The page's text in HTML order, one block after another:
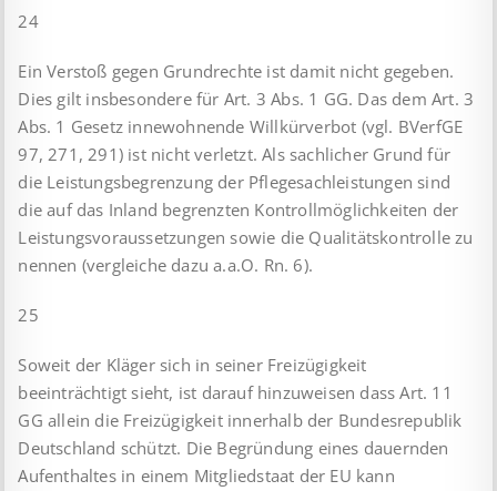
24
Ein Verstoß gegen Grundrechte ist damit nicht gegeben.
Dies gilt insbesondere für Art. 3 Abs. 1 GG. Das dem Art. 3
Abs. 1 Gesetz innewohnende Willkürverbot (vgl. BVerfGE
97, 271, 291) ist nicht verletzt. Als sachlicher Grund für
die Leistungsbegrenzung der Pflegesachleistungen sind
die auf das Inland begrenzten Kontrollmöglichkeiten der
Leistungsvoraussetzungen sowie die Qualitätskontrolle zu
nennen (vergleiche dazu a.a.O. Rn. 6).
25
Soweit der Kläger sich in seiner Freizügigkeit
beeinträchtigt sieht, ist darauf hinzuweisen dass Art. 11
GG allein die Freizügigkeit innerhalb der Bundesrepublik
Deutschland schützt. Die Begründung eines dauernden
Aufenthaltes in einem Mitgliedstaat der EU kann